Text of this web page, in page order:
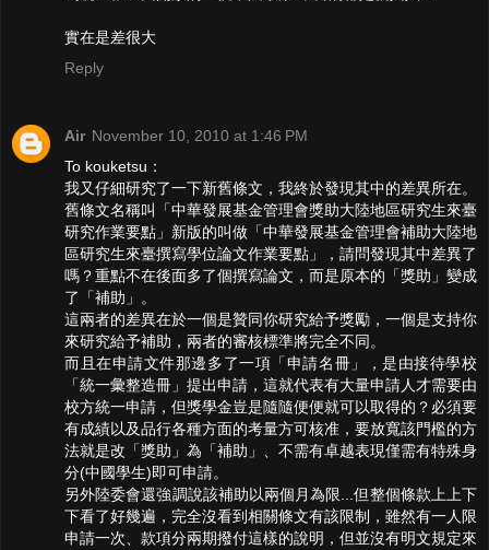
實在是差很大
Reply
Air November 10, 2010 at 1:46 PM
To kouketsu：
我又仔細研究了一下新舊條文，我終於發現其中的差異所在。
舊條文名稱叫「中華發展基金管理會獎助大陸地區研究生來臺
研究作業要點」新版的叫做「中華發展基金管理會補助大陸地
區研究生來臺撰寫學位論文作業要點」，請問發現其中差異了
嗎？重點不在後面多了個撰寫論文，而是原本的「獎助」變成
了「補助」。
這兩者的差異在於一個是贊同你研究給予獎勵，一個是支持你
來研究給予補助，兩者的審核標準將完全不同。
而且在申請文件那邊多了一項「申請名冊」，是由接待學校
「統一彙整造冊」提出申請，這就代表有大量申請人才需要由
校方統一申請，但獎學金豈是隨隨便便就可以取得的？必須要
有成績以及品行各種方面的考量方可核准，要放寬該門檻的方
法就是改「獎助」為「補助」、不需有卓越表現僅需有特殊身
分(中國學生)即可申請。
另外陸委會還強調說該補助以兩個月為限...但整個條款上上下
下看了好幾遍，完全沒看到相關條文有該限制，雖然有一人限
申請一次、款項分兩期撥付這樣的說明，但並沒有明文規定來